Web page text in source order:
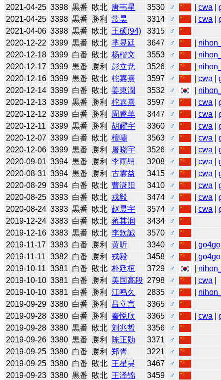
2021-04-25 3398 黒番 敗北 唐韦星 3530 ♂ |cwa |
2021-04-25 3398 黒番 勝利 常昊 3314 ♂ |cwa |
2021-04-06 3398 黒番 敗北 王硕(94) 3315
♂
2020-12-22 3399 黒番 敗北 芈昱廷 3647 ♂
2020-12-18 3399 白番 敗北 杨楷文 3553 ♂
2020-12-17 3399 黒番 勝利 彭立尭 3526 ♂
2020-12-16 3399 黒番 敗北 柁嘉熹 3597 ♂ |cwa |
2020-12-14 3399 白番 敗北 姜東潤 3532 ♂
2020-12-13 3399 黒番 勝利 柁嘉熹 3597 ♂ |cwa |
2020-12-12 3399 白番 勝利 周睿羊 3447 ♂ |cwa |
2020-12-11 3399 黒番 勝利 胡耀宇 3360 ♂ |cwa |
2020-12-07 3399 白番 敗北 檀嘯 3563 ♂ |cwa |
2020-12-06 3399 黒番 勝利 屠晓宇 3526 ♂ |cwa |
2020-09-01 3394 黒番 勝利 李雨昂 3208 ♂ |cwa |
2020-08-31 3394 黒番 勝利 古霊益 3415 ♂ |cwa |
2020-08-29 3394 白番 敗北 曹潇阳 3410 ♂ |cwa |
2020-08-25 3393 白番 敗北 戎毅 3474 ♂ |cwa |
2020-08-24 3393 黒番 敗北 赵晨宇 3574 ♂ |cwa |
2019-12-24 3383 白番 敗北 蒋其润 3434
♂
2019-12-16 3383 黒番 敗北 李欽誠 3570
♂
2019-11-17 3383 白番 勝利 黄昕 3340 ♂ |go4go
2019-11-11
3382 白番 勝利 戎毅 3458 ♂ |go4go
2019-10-11 3381 白番 敗北 朴廷桓 3729 ♂
2019-10-10 3381 白番 勝利 美国高段 2798 ♂ |cwa
2019-10-10 3381 白番 勝利 江鸣久 2835 ♂
2019-09-29 3380 白番 勝利 吕立言 3365
♂
2019-09-28 3380 白番 勝利 秦悦欣 3365 ♂ |cwa |
2019-09-28 3380 黒番 敗北 刘兆哲 3356
♂
2019-09-26 3380 黒番 勝利 陈正勋 3371
♂
2019-09-25 3380 白番 勝利 郑胥 3221
♂
2019-09-25 3380 白番 敗北 王星昊 3467
♂
2019-09-23 3380 黒番 敗北 王泽锦 3459
♂